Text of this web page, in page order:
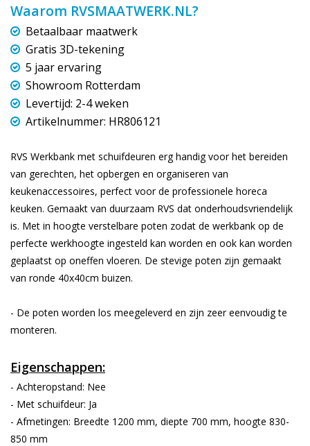
Waarom RVSMAATWERK.NL?
Betaalbaar maatwerk
Gratis 3D-tekening
5 jaar ervaring
Showroom Rotterdam
Levertijd: 2-4 weken
Artikelnummer: HR806121
RVS Werkbank met schuifdeuren erg handig voor het bereiden
van gerechten, het opbergen en organiseren van
keukenaccessoires, perfect voor de professionele horeca
keuken. Gemaakt van duurzaam RVS dat onderhoudsvriendelijk
is. Met in hoogte verstelbare poten zodat de werkbank op de
perfecte werkhoogte ingesteld kan worden en ook kan worden
geplaatst op oneffen vloeren. De stevige poten zijn gemaakt
van ronde 40x40cm buizen.
- De poten worden los meegeleverd en zijn zeer eenvoudig te
monteren.
Eigenschappen:
- Achteropstand: Nee
- Met schuifdeur: Ja
- Afmetingen: Breedte 1200 mm, diepte 700 mm, hoogte 830-
850 mm